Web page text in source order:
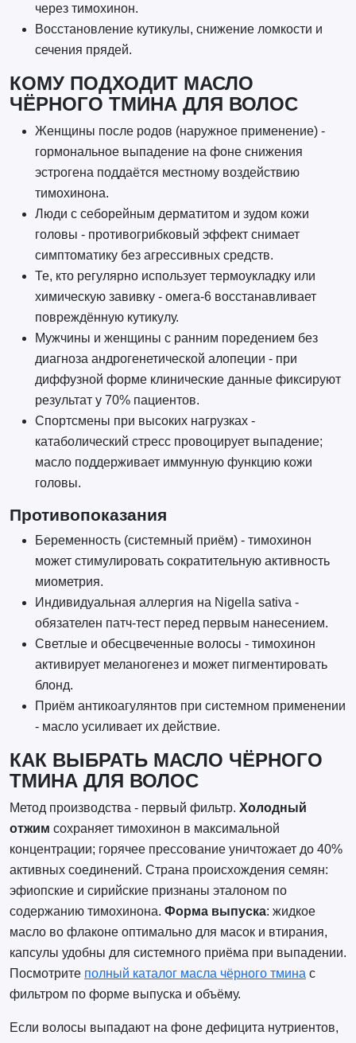
через тимохинон.
Восстановление кутикулы, снижение ломкости и
сечения прядей.
КОМУ ПОДХОДИТ МАСЛО
ЧЁРНОГО ТМИНА ДЛЯ ВОЛОС
Женщины после родов (наружное применение) -
гормональное выпадение на фоне снижения
эстрогена поддаётся местному воздействию
тимохинона.
Люди с себорейным дерматитом и зудом кожи
головы - противогрибковый эффект снимает
симптоматику без агрессивных средств.
Те, кто регулярно использует термоукладку или
химическую завивку - омега-6 восстанавливает
повреждённую кутикулу.
Мужчины и женщины с ранним поредением без
диагноза андрогенетической алопеции - при
диффузной форме клинические данные фиксируют
результат у 70% пациентов.
Спортсмены при высоких нагрузках -
катаболический стресс провоцирует выпадение;
масло поддерживает иммунную функцию кожи
головы.
Противопоказания
Беременность (системный приём) - тимохинон
может стимулировать сократительную активность
миометрия.
Индивидуальная аллергия на Nigella sativa -
обязателен патч-тест перед первым нанесением.
Светлые и обесцвеченные волосы - тимохинон
активирует меланогенез и может пигментировать
блонд.
Приём антикоагулянтов при системном применении
- масло усиливает их действие.
КАК ВЫБРАТЬ МАСЛО ЧЁРНОГО
ТМИНА ДЛЯ ВОЛОС
Метод производства - первый фильтр. Холодный
отжим сохраняет тимохинон в максимальной
концентрации; горячее прессование уничтожает до 40%
активных соединений. Страна происхождения семян:
эфиопские и сирийские признаны эталоном по
содержанию тимохинона. Форма выпуска: жидкое
масло во флаконе оптимально для масок и втирания,
капсулы удобны для системного приёма при выпадении.
Посмотрите полный каталог масла чёрного тмина с
фильтром по форме выпуска и объёму.
Если волосы выпадают на фоне дефицита нутриентов,